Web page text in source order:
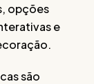
opções
e
são